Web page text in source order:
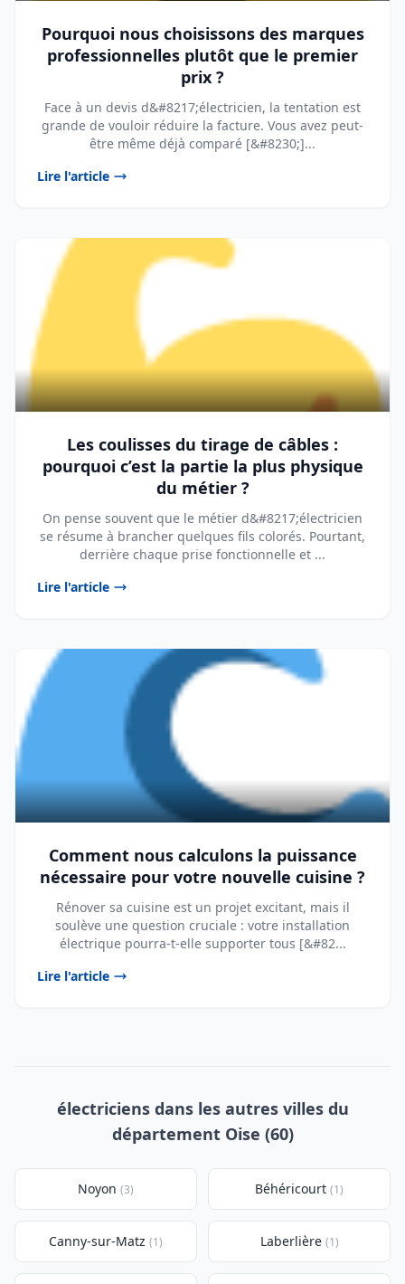
Pourquoi nous choisissons des marques
professionnelles plutôt que le premier
prix ?
Face à un devis d&#8217;électricien, la tentation est
grande de vouloir réduire la facture. Vous avez peut-
être même déjà comparé [&#8230;]...
Lire l'article
Les coulisses du tirage de câbles :
pourquoi c’est la partie la plus physique
du métier ?
On pense souvent que le métier d&#8217;électricien
se résume à brancher quelques fils colorés. Pourtant,
derrière chaque prise fonctionnelle et ...
Lire l'article
Comment nous calculons la puissance
nécessaire pour votre nouvelle cuisine ?
Rénover sa cuisine est un projet excitant, mais il
soulève une question cruciale : votre installation
électrique pourra-t-elle supporter tous [&#82...
Lire l'article
électriciens dans les autres villes du
département Oise (60)
Noyon (3) Béhéricourt (1)
Canny-sur-Matz (1) Laberlière (1)